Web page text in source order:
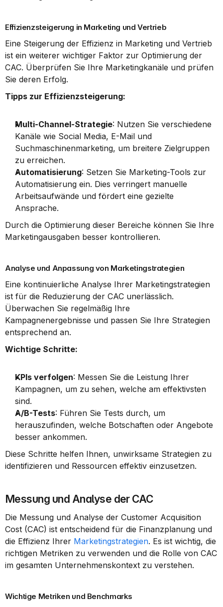
Effizienzsteigerung in Marketing und Vertrieb
Eine Steigerung der Effizienz in Marketing und Vertrieb
ist ein weiterer wichtiger Faktor zur Optimierung der
CAC. Überprüfen Sie Ihre Marketingkanäle und prüfen
Sie deren Erfolg.
Tipps zur Effizienzsteigerung:
Multi-Channel-Strategie: Nutzen Sie verschiedene
Kanäle wie Social Media, E-Mail und
Suchmaschinenmarketing, um breitere Zielgruppen
zu erreichen.
Automatisierung: Setzen Sie Marketing-Tools zur
Automatisierung ein. Dies verringert manuelle
Arbeitsaufwände und fördert eine gezielte
Ansprache.
Durch die Optimierung dieser Bereiche können Sie Ihre
Marketingausgaben besser kontrollieren.
Analyse und Anpassung von Marketingstrategien
Eine kontinuierliche Analyse Ihrer Marketingstrategien
ist für die Reduzierung der CAC unerlässlich.
Überwachen Sie regelmäßig Ihre
Kampagnenergebnisse und passen Sie Ihre Strategien
entsprechend an.
Wichtige Schritte:
KPIs verfolgen: Messen Sie die Leistung Ihrer
Kampagnen, um zu sehen, welche am effektivsten
sind.
A/B-Tests: Führen Sie Tests durch, um
herauszufinden, welche Botschaften oder Angebote
besser ankommen.
Diese Schritte helfen Ihnen, unwirksame Strategien zu
identifizieren und Ressourcen effektiv einzusetzen.
Messung und Analyse der CAC
Die Messung und Analyse der Customer Acquisition
Cost (CAC) ist entscheidend für die Finanzplanung und
die Effizienz Ihrer Marketingstrategien. Es ist wichtig, die
richtigen Metriken zu verwenden und die Rolle von CAC
im gesamten Unternehmenskontext zu verstehen.
Wichtige Metriken und Benchmarks